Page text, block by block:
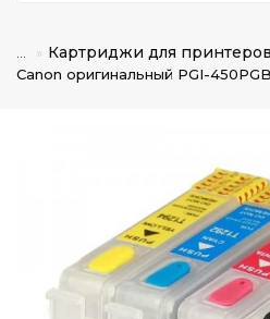
Картриджи для
Canon оригинальный PGI-